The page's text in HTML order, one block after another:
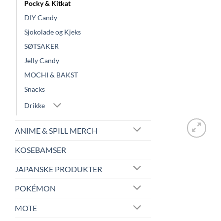
Pocky & Kitkat
DIY Candy
Sjokolade og Kjeks
SØTSAKER
Jelly Candy
MOCHI & BAKST
Snacks
Drikke
ANIME & SPILL MERCH
KOSEBAMSER
JAPANSKE PRODUKTER
POKÉMON
MOTE